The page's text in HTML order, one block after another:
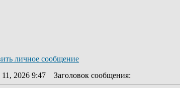
2026 9:47 Заголовок сообщения: